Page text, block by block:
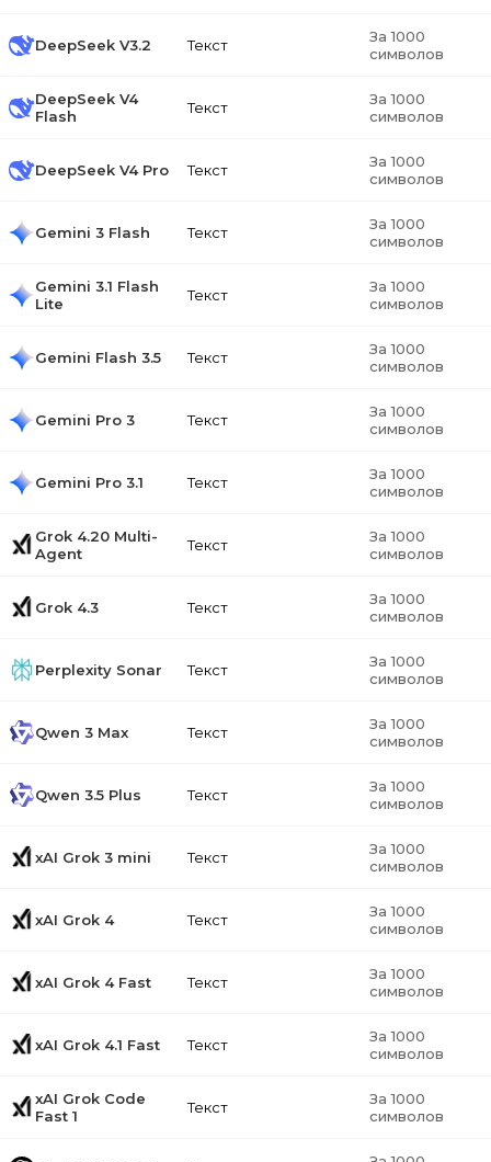
DeepSeek V3.2 Текст
За 1000
символов
DeepSeek V4
Flash
Текст
За 1000
символов
DeepSeek V4 Pro Текст
За 1000
символов
Gemini 3 Flash Текст
За 1000
символов
Gemini 3.1 Flash
Lite
Текст
За 1000
символов
Gemini Flash 3.5 Текст
За 1000
символов
Gemini Pro 3 Текст
За 1000
символов
Gemini Pro 3.1 Текст
За 1000
символов
Grok 4.20 Multi-
Agent
Текст
За 1000
символов
Grok 4.3 Текст
За 1000
символов
Perplexity Sonar Текст
За 1000
символов
Qwen 3 Max Текст
За 1000
символов
Qwen 3.5 Plus Текст
За 1000
символов
xAI Grok 3 mini Текст
За 1000
символов
xAI Grok 4 Текст
За 1000
символов
xAI Grok 4 Fast Текст
За 1000
символов
xAI Grok 4.1 Fast Текст
За 1000
символов
xAI Grok Code
Fast 1
Текст
За 1000
символов